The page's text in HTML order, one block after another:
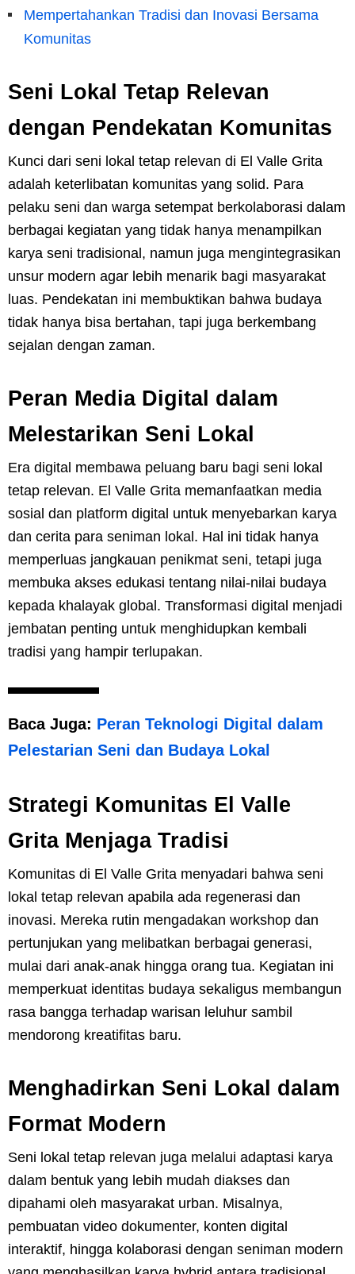
Mempertahankan Tradisi dan Inovasi Bersama
Komunitas
Seni Lokal Tetap Relevan
dengan Pendekatan Komunitas
Kunci dari seni lokal tetap relevan di El Valle Grita
adalah keterlibatan komunitas yang solid. Para
pelaku seni dan warga setempat berkolaborasi dalam
berbagai kegiatan yang tidak hanya menampilkan
karya seni tradisional, namun juga mengintegrasikan
unsur modern agar lebih menarik bagi masyarakat
luas. Pendekatan ini membuktikan bahwa budaya
tidak hanya bisa bertahan, tapi juga berkembang
sejalan dengan zaman.
Peran Media Digital dalam
Melestarikan Seni Lokal
Era digital membawa peluang baru bagi seni lokal
tetap relevan. El Valle Grita memanfaatkan media
sosial dan platform digital untuk menyebarkan karya
dan cerita para seniman lokal. Hal ini tidak hanya
memperluas jangkauan penikmat seni, tetapi juga
membuka akses edukasi tentang nilai-nilai budaya
kepada khalayak global. Transformasi digital menjadi
jembatan penting untuk menghidupkan kembali
tradisi yang hampir terlupakan.
Baca Juga: Peran Teknologi Digital dalam
Pelestarian Seni dan Budaya Lokal
Strategi Komunitas El Valle
Grita Menjaga Tradisi
Komunitas di El Valle Grita menyadari bahwa seni
lokal tetap relevan apabila ada regenerasi dan
inovasi. Mereka rutin mengadakan workshop dan
pertunjukan yang melibatkan berbagai generasi,
mulai dari anak-anak hingga orang tua. Kegiatan ini
memperkuat identitas budaya sekaligus membangun
rasa bangga terhadap warisan leluhur sambil
mendorong kreatifitas baru.
Menghadirkan Seni Lokal dalam
Format Modern
Seni lokal tetap relevan juga melalui adaptasi karya
dalam bentuk yang lebih mudah diakses dan
dipahami oleh masyarakat urban. Misalnya,
pembuatan video dokumenter, konten digital
interaktif, hingga kolaborasi dengan seniman modern